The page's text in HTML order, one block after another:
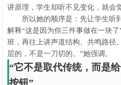
讲原理，学生却听不见变化，就会
所以她的顺序是：先让学生听
解释“这是因为你三件事做在一块
班，再往上讲声道结构、共鸣路径
层的，不是一刀切的。”她强调。
“它不是取代传统，而是
按钮”